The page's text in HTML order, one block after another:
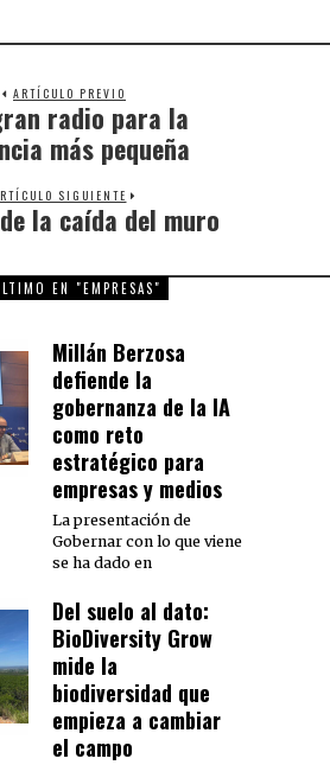
ARTÍCULO PREVIO
Previous
post:
radio para la
más pequeña
SIGUIENTE
Next
la caída del muro
EN "EMPRESAS"
Millán Berzosa
defiende la
gobernanza de la IA
como reto
estratégico para
empresas y medios
La presentación de
Gobernar con lo que viene
se ha dado en
Del suelo al dato:
BioDiversity Grow
mide la
biodiversidad que
empieza a cambiar
el campo